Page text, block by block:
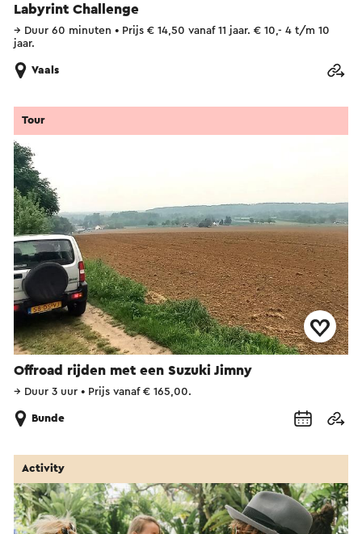
Labyrint Challenge
→ Duur 60 minuten • Prijs € 14,50 vanaf 11 jaar. € 10,- 4 t/m 10
jaar.
Vaals
Offroad rijden met een Suzuki Jimny
Tour
→ Duur 3 uur • Prijs vanaf € 165,00.
Bunde
Activity